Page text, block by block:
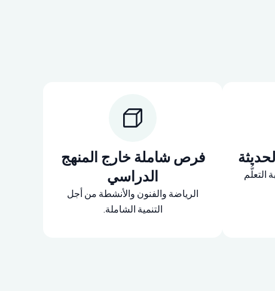
التعلُّم
فرص شاملة خارج المنهج
الدراسي
الرياضة والفنون والأنشطة من أجل
التنمية الشاملة.